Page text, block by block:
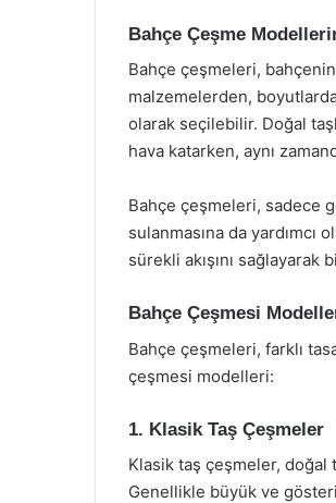
Bahçe Çeşme
Bahçe çeşmeleri,
malzemelerden,
olarak seçilebilir. Doğal
hava katarken, aynı
Bahçe çeşmeleri, sadece
sulanmasına da
sürekli akışını sağlayarak
Bahçe Çeşmesi
Bahçe çeşmeleri, farklı
çeşmesi modelleri:
1. Klasik Taş Çeşmeler
Klasik taş çeşmeler, doğal
Genellikle büyük ve